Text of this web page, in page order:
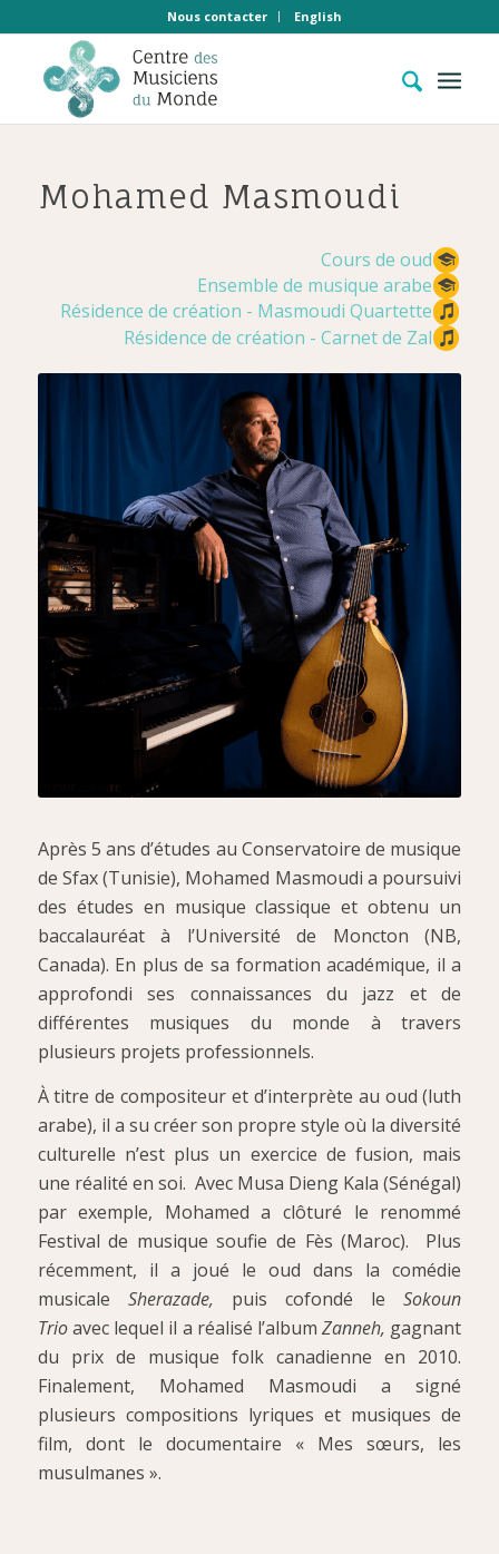
Nous contacter English
Mohamed Masmoudi
Cours de oud
Ensemble de musique arabe
Résidence de création - Masmoudi Quartette
Résidence de création - Carnet de Zal
Après 5 ans d’études au Conservatoire de musique
de Sfax (Tunisie), Mohamed Masmoudi a poursuivi
des études en musique classique et obtenu un
baccalauréat à l’Université de Moncton (NB,
Canada). En plus de sa formation académique, il a
approfondi ses connaissances du jazz et de
différentes musiques du monde à travers
plusieurs projets professionnels.
À titre de compositeur et d’interprète au oud (luth
arabe), il a su créer son propre style où la diversité
culturelle n’est plus un exercice de fusion, mais
une réalité en soi. Avec Musa Dieng Kala (Sénégal)
par exemple, Mohamed a clôturé le renommé
Festival de musique soufie de Fès (Maroc). Plus
récemment, il a joué le oud dans la comédie
musicale Sherazade, puis cofondé leSokoun
Trioavec lequel il a réalisé l’albumZanneh, gagnant
du prix de musique folk canadienne en 2010.
Finalement, Mohamed Masmoudi a signé
plusieurs compositions lyriques et musiques de
film, dont le documentaire « Mes sœurs, les
musulmanes ».